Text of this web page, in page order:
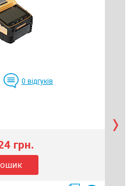
0 відгуків
грн.